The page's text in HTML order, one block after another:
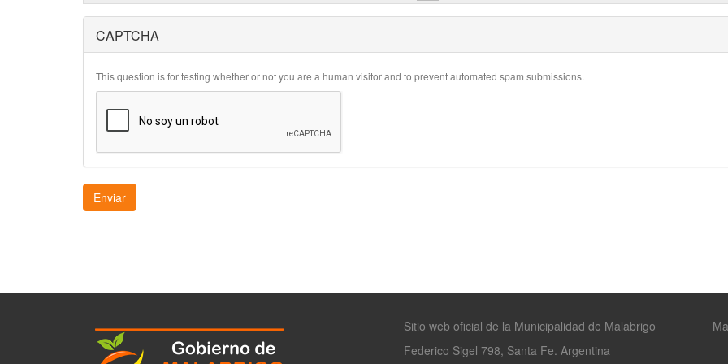
CAPTCHA
This question is for testing whether or not you are a human visitor and to prevent automated spam submissions.
Enviar
Sitio web oficial de la Municipalidad de Malabrigo
Federico Sigel 798, Santa Fe. Argentina